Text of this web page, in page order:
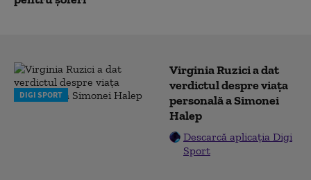
DIGI SPORT
Virginia Ruzici a dat
verdictul despre viața
personală a Simonei
Halep
Descarcă aplicația Digi
Sport